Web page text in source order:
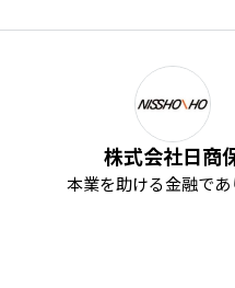
株式会社日商
本業を助ける金融であ